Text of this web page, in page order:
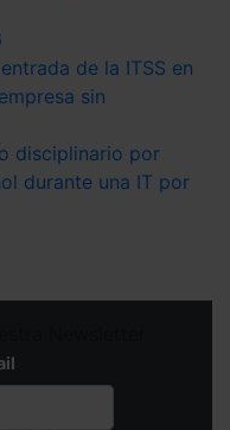
de la ITSS en
sin
disciplinario por
durante una IT por